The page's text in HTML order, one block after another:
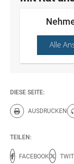
Alle
DIESE SEITE:
AUSDRUCKEN
Diese
TEILEN:
FACEBOOK